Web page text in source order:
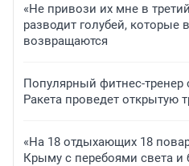
«Не привози их мне в
разводит голубей, которые
возвращаются
Популярный фитнес-
Ракета проведет открытую
«На 18 отдыхающих 18
Крыму с перебоями света и